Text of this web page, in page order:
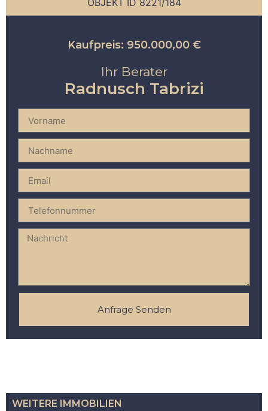
OBJEKT ID 8221/184
Kaufpreis: 950.000,00 €
Ihr Berater
Radnusch Tabrizi
Anfrage Senden
WEITERE IMMOBILIEN